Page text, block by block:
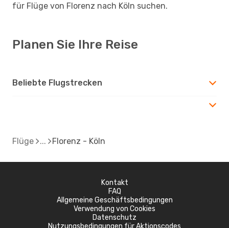
für Flüge von Florenz nach Köln suchen.
Planen Sie Ihre Reise
Beliebte Flugstrecken
Flüge Florenz - Köln
Kontakt
FAQ
Allgemeine Geschäftsbedingungen
Verwendung von Cookies
Datenschutz
Nutzungsbedingungen für Aktionscodes